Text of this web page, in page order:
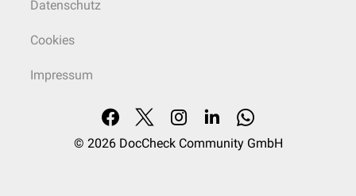
Datenschutz
Cookies
Impressum
© 2026 DocCheck Community GmbH